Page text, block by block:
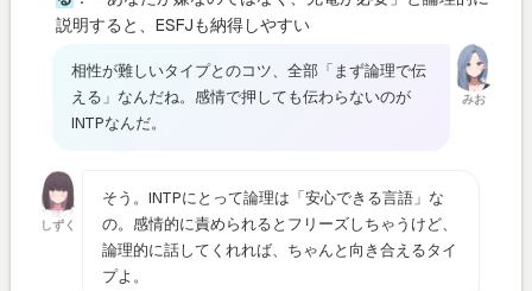
説明すると、ESFJも納得しやすい
みお
相性が難しいタイプとのコツ、全部「まず論理で伝
える」なんだね。感情で押しても伝わらないのが
INTPなんだ。
しずく
そう。INTPにとって論理は「安心できる言語」な
の。感情的に責められるとフリーズしちゃうけど、
論理的に話してくれれば、ちゃんと向き合えるタイ
プよ。